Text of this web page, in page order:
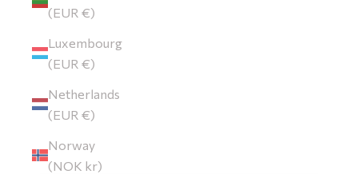
(EUR €)
Luxembourg
(EUR €)
Netherlands
(EUR €)
Norway
(NOK kr)